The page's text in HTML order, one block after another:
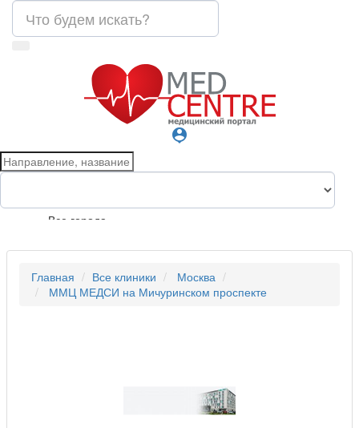
person_pin
Все города
Главная Все клиники
Москва
ММЦ МЕДСИ на Мичуринском проспекте